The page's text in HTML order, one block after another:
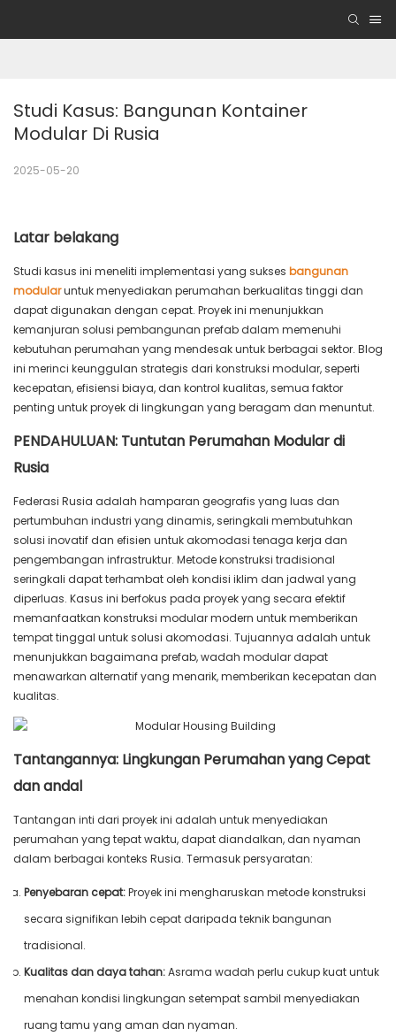
Studi Kasus: Bangunan Kontainer
Modular Di Rusia
2025-05-20
Latar belakang
Studi kasus ini meneliti implementasi yang sukses bangunan
modularuntuk menyediakan perumahan berkualitas tinggi dan
dapat digunakan dengan cepat. Proyek ini menunjukkan
kemanjuran solusi pembangunan prefab dalam memenuhi
kebutuhan perumahan yang mendesak untuk berbagai sektor. Blog
ini merinci keunggulan strategis dari konstruksi modular, seperti
kecepatan, efisiensi biaya, dan kontrol kualitas, semua faktor
penting untuk proyek di lingkungan yang beragam dan menuntut.
PENDAHULUAN: Tuntutan Perumahan Modular di
Rusia
Federasi Rusia adalah hamparan geografis yang luas dan
pertumbuhan industri yang dinamis, seringkali membutuhkan
solusi inovatif dan efisien untuk akomodasi tenaga kerja dan
pengembangan infrastruktur. Metode konstruksi tradisional
seringkali dapat terhambat oleh kondisi iklim dan jadwal yang
diperluas. Kasus ini berfokus pada proyek yang secara efektif
memanfaatkan konstruksi modular modern untuk memberikan
tempat tinggal untuk solusi akomodasi. Tujuannya adalah untuk
menunjukkan bagaimana prefab, wadah modular dapat
menawarkan alternatif yang menarik, memberikan kecepatan dan
kualitas.
Tantangannya: Lingkungan Perumahan yang Cepat
dan andal
Tantangan inti dari proyek ini adalah untuk menyediakan
perumahan yang tepat waktu, dapat diandalkan, dan nyaman
dalam berbagai konteks Rusia. Termasuk persyaratan:
Penyebaran cepat:Proyek ini mengharuskan metode konstruksi
secara signifikan lebih cepat daripada teknik bangunan
tradisional.
Kualitas dan daya tahan:Asrama wadah perlu cukup kuat untuk
menahan kondisi lingkungan setempat sambil menyediakan
ruang tamu yang aman dan nyaman.